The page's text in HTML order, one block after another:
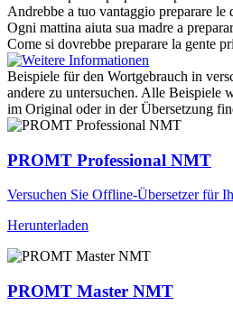
Andrebbe a tuo vantaggio preparare le
Ogni mattina aiuta sua madre a
Come si dovrebbe preparare la gente
Beispiele für den Wortgebrauch in
andere zu untersuchen. Alle Beispiele
im Original oder in der Übersetzung
PROMT Professional NMT
Versuchen Sie Offline-Übersetzer für
Herunterladen
PROMT Master NMT